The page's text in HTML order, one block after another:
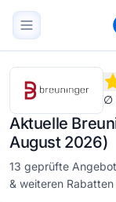
∅
Aktuelle
August 2026)
13 geprüfte
& weiteren Rabatten